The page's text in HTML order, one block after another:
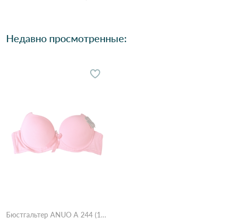
Недавно просмотренные:
Бюстгальтер ANUO A 244 (13.3) Розовый